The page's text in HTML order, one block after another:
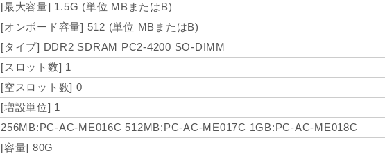
[最大容量] 1.5G (単位 MBまたはB)
[オンボード容量] 512 (単位 MBまたはB)
[タイプ] DDR2 SDRAM PC2-4200 SO-DIMM
[スロット数] 1
[空スロット数] 0
[増設単位] 1
256MB:PC-AC-ME016C 512MB:PC-AC-ME017C 1GB:PC-AC-ME018C
[容量] 80G